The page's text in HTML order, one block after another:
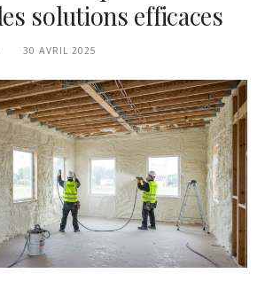
solutions efficaces
30 AVRIL 2025